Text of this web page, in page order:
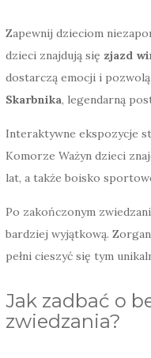
Zapewnij dzieciom
dzieci znajdują się zjazd
dostarczą emocji i
Skarbnika, legendarną
Interaktywne ekspozycje
Komorze Ważyn dzieci
lat, a także boisko
Po zakończonym
bardziej wyjątkową.
pełni cieszyć się tym
Jak zadbać o
zwiedzania?